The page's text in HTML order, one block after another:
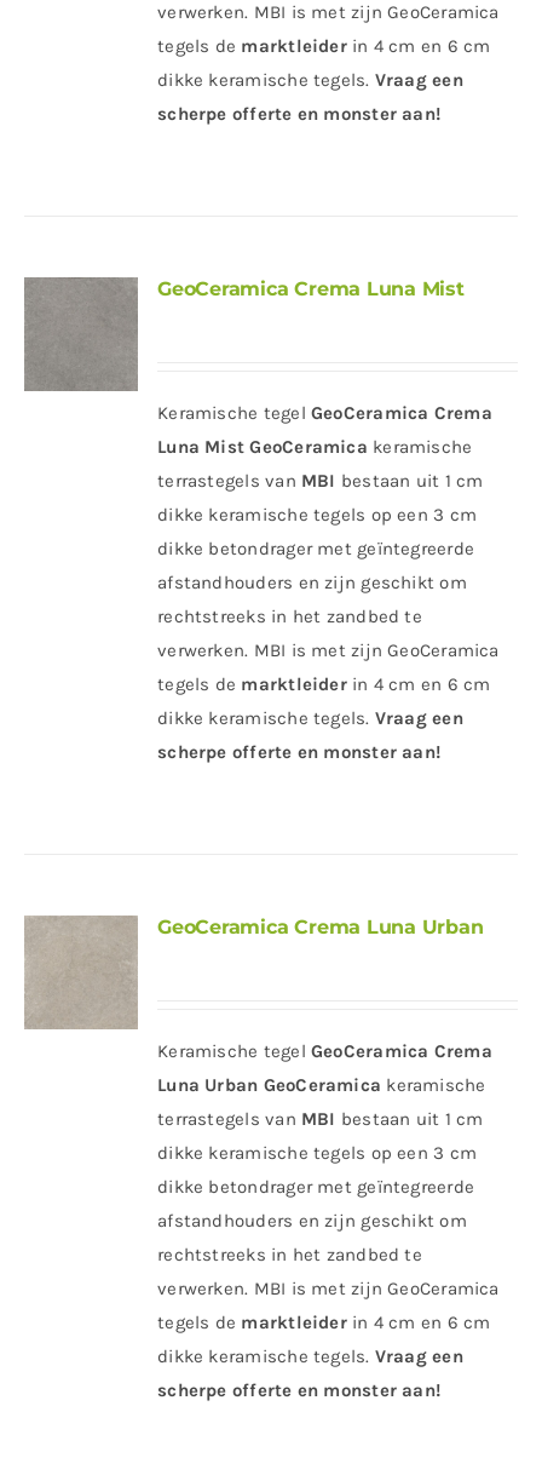
verwerken. MBI is met zijn GeoCeramica
tegels de marktleiderin 4 cm en 6 cm
dikke keramische tegels. Vraag een
scherpe offerte en monster aan!
GeoCeramica Crema Luna Mist
Keramische tegel GeoCeramica Crema
Luna Mist GeoCeramica keramische
terrastegels van MBI bestaan uit 1 cm
dikke keramische tegels op een 3 cm
dikke betondrager met geïntegreerde
afstandhouders en zijn geschikt om
rechtstreeks in het zandbed te
verwerken. MBI is met zijn GeoCeramica
tegels de marktleiderin 4 cm en 6 cm
dikke keramische tegels. Vraag een
scherpe offerte en monster aan!
GeoCeramica Crema Luna Urban
Keramische tegel GeoCeramica Crema
Luna Urban GeoCeramica keramische
terrastegels van MBI bestaan uit 1 cm
dikke keramische tegels op een 3 cm
dikke betondrager met geïntegreerde
afstandhouders en zijn geschikt om
rechtstreeks in het zandbed te
verwerken. MBI is met zijn GeoCeramica
tegels de marktleiderin 4 cm en 6 cm
dikke keramische tegels. Vraag een
scherpe offerte en monster aan!